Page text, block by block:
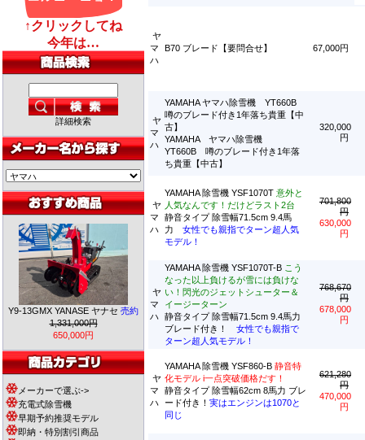
詳細検索
Y9-13GMX YANASE ヤナセ 売約
1,331,000円
650,000円
メーカーで選ぶ->
充電式除雪機
早期予約推奨モデル
即納・特別割引商品
ヤ
マ
ハ
B70 ブレード【要問合せ】 67,000円
ヤ
マ
ハ
YAMAHA ヤマハ除雪機 YT660B
噂のブレード付き1年落ち貴重【中
古】
YAMAHA ヤマハ除雪機
YT660B 噂のブレード付き1年落
ち貴重【中古】
320,000
円
ヤ
マ
ハ
YAMAHA 除雪機 YSF1070T 意外と
人気なんです！だけどラスト2台
静音タイプ 除雪幅71.5cm 9.4馬
力 女性でも親指でターン超人気
モデル！
701,800
円
630,000
円
ヤ
マ
ハ
YAMAHA 除雪機 YSF1070T-B こう
なった以上負けるが雪には負けな
い！閃光のジェットシューター＆
イージーターン
静音タイプ 除雪幅71.5cm 9.4馬力
ブレード付き！ 女性でも親指で
ターン超人気モデル！
768,670
円
678,000
円
ヤ
マ
ハ
YAMAHA 除雪機 YSF860-B 静音特
化モデル i一点突破価格だす！
静音タイプ 除雪幅62cm 8馬力 ブレ
ード付き！ 実はエンジンは1070と
同じ
621,280
円
470,000
円